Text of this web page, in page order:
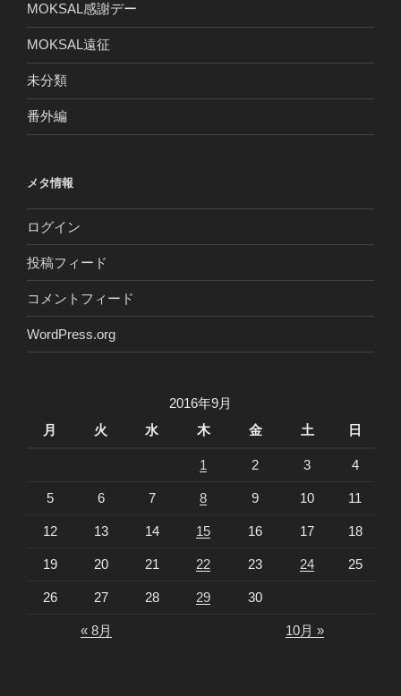
MOKSAL感謝デー
MOKSAL遠征
未分類
番外編
メタ情報
ログイン
投稿フィード
コメントフィード
WordPress.org
2016年9月
月
火 水 木 金 土 日
1 2 3 4
5 6 7 8 9 10 11
12 13 14 15 16 17 18
19 20 21 22 23 24 25
26 27 28 29 30
« 8月 10月 »